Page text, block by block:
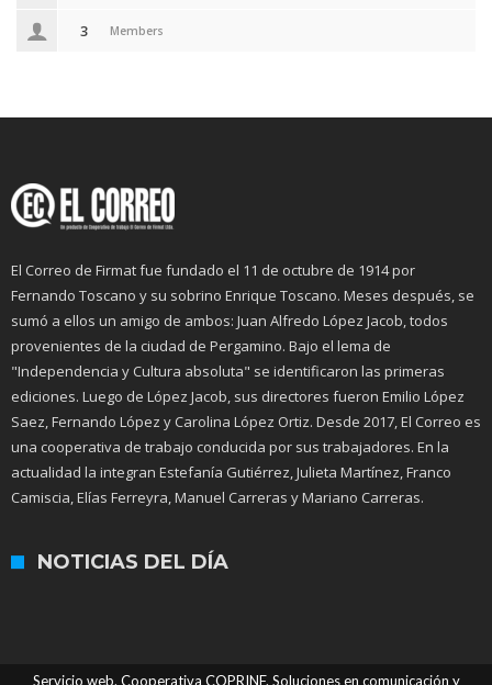
3 Members
El Correo de Firmat fue fundado el 11 de octubre de 1914 por
Fernando Toscano y su sobrino Enrique Toscano. Meses después, se
sumó a ellos un amigo de ambos: Juan Alfredo López Jacob, todos
provenientes de la ciudad de Pergamino. Bajo el lema de
"Independencia y Cultura absoluta" se identificaron las primeras
ediciones. Luego de López Jacob, sus directores fueron Emilio López
Saez, Fernando López y Carolina López Ortiz. Desde 2017, El Correo es
una cooperativa de trabajo conducida por sus trabajadores. En la
actualidad la integran Estefanía Gutiérrez, Julieta Martínez, Franco
Camiscia, Elías Ferreyra, Manuel Carreras y Mariano Carreras.
NOTICIAS DEL DÍA
Servicio web. Cooperativa COPRINF. Soluciones en comunicación y